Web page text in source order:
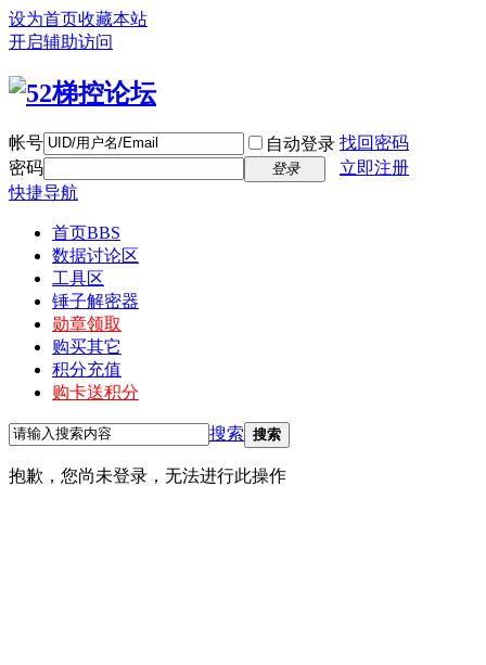
设为首页收藏本站
开启辅助访问
帐号 自动登录 找回密码
密码
登录
立即注册
快捷导航
首页BBS
数据讨论区
工具区
锤子解密器
勋章领取
购买其它
积分充值
购卡送积分
搜索 搜索
抱歉，您尚未登录，无法进行此操作